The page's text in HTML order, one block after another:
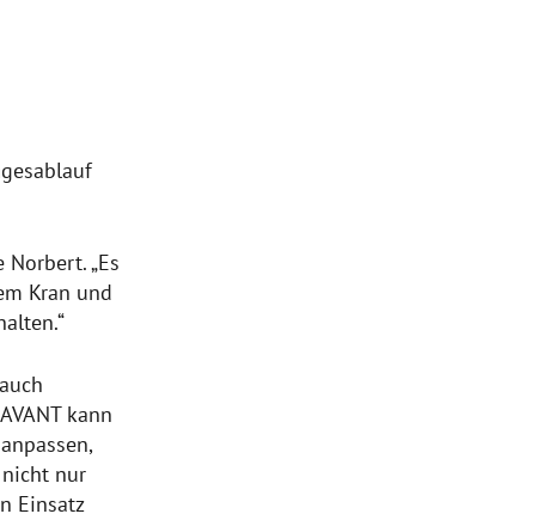
„Es
Kran und
kann
nur
Einsatz